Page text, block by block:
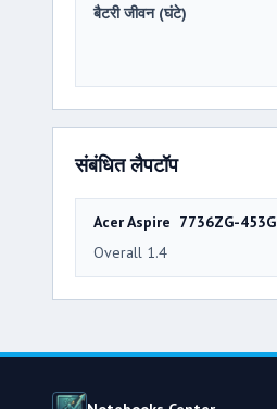
बैटरी जीवन (घंटे)
संबंधित लैपटॉप
Acer Aspire 7736ZG-
Overall 1.4